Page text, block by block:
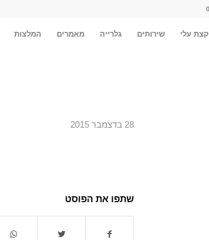
קצת עלי שירותים גלרייה מאמרים המלצות
28 בדצמבר 2015
שתפו את הפוסט